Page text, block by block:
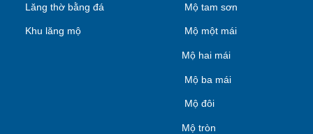
Lăng thờ bằng đá
Khu lăng mộ
Mộ tam sơn
Mộ một mái
Mộ hai mái
Mộ ba mái
Mộ đôi
Mộ tròn